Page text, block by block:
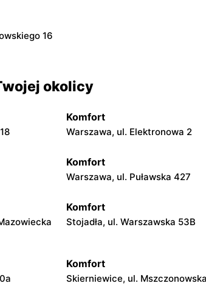
16
okolicy
Komfort
Warszawa, ul. Elektronowa 2
Komfort
Warszawa, ul. Puławska 427
Komfort
Stojadła, ul. Warszawska 53B
Komfort
Skierniewice, ul.